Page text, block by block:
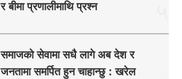
र बीमा प्रणालीमाथि प्रश्न
समाजको सेवामा सधै लागे अब देश र
जनतामा समर्पित हुन चाहान्छु : खरेल